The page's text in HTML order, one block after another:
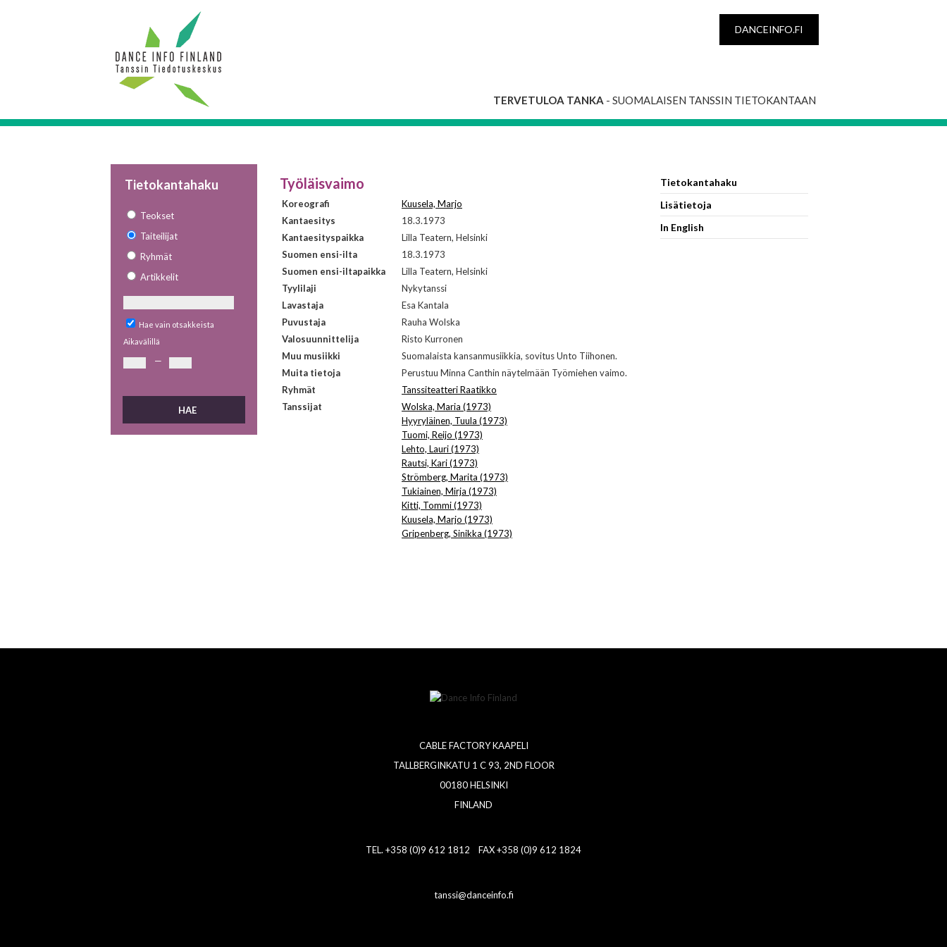
DANCEINFO.FI
TERVETULOA TANKA - SUOMALAISEN TANSSIN TIETOKANTAAN
Tietokantahaku
Teokset
Taiteilijat
Ryhmät
Artikkelit
Hae vain otsakkeista
Aikavälillä
—
Työläisvaimo
Koreografi
Kuusela, Marjo
Kantaesitys
18.3.1973
Kantaesityspaikka
Lilla Teatern, Helsinki
Suomen ensi-ilta
18.3.1973
Suomen ensi-iltapaikka
Lilla Teatern, Helsinki
Tyylilaji
Nykytanssi
Lavastaja
Esa Kantala
Puvustaja
Rauha Wolska
Valosuunnittelija
Risto Kurronen
Muu musiikki
Suomalaista kansanmusiikkia, sovitus Unto Tiihonen.
Muita tietoja
Perustuu Minna Canthin näytelmään Työmiehen vaimo.
Ryhmät
Tanssiteatteri Raatikko
Tanssijat
Wolska, Maria (1973)
Hyyryläinen, Tuula (1973)
Tuomi, Reijo (1973)
Lehto, Lauri (1973)
Rautsi, Kari (1973)
Strömberg, Marita (1973)
Tukiainen, Mirja (1973)
Kitti, Tommi (1973)
Kuusela, Marjo (1973)
Gripenberg, Sinikka (1973)
Tietokantahaku
Lisätietoja
In English
CABLE FACTORY KAAPELI
TALLBERGINKATU 1 C 93, 2ND FLOOR
00180 HELSINKI
FINLAND
TEL. +358 (0)9 612 1812 FAX +358 (0)9 612 1824
tanssi@danceinfo.fi